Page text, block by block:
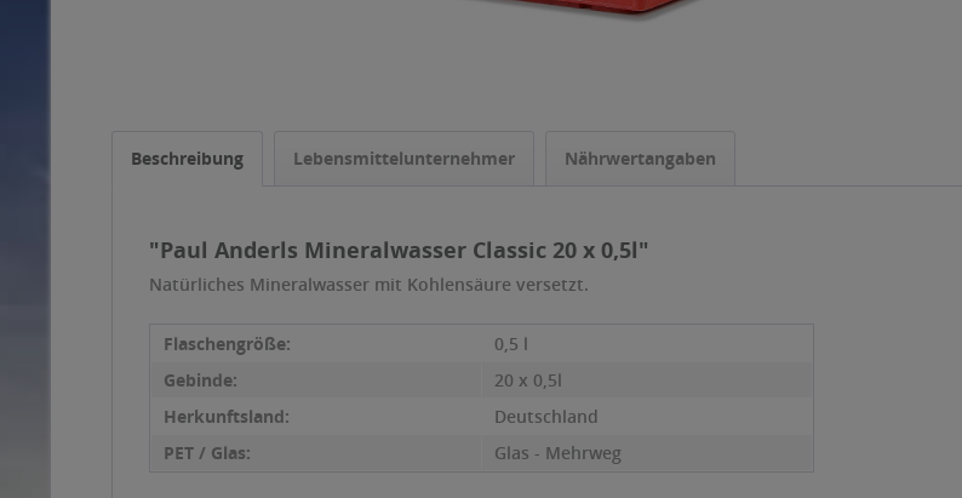
Beschreibung Lebensmittelunternehmer Nährwertangaben
"Paul Anderls Mineralwasser Classic 20 x 0,5l"
Natürliches Mineralwasser mit Kohlensäure versetzt.
Flaschengröße:
0,5 l
Gebinde:
20 x 0,5l
Herkunftsland:
Deutschland
PET / Glas:
Glas - Mehrweg